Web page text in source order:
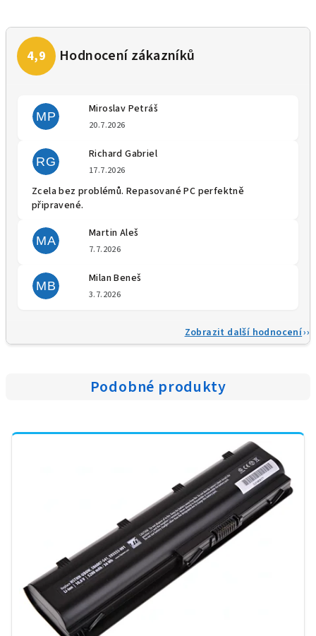
MP
Miroslav Petráš
20.7.2026
RG
Richard Gabriel
17.7.2026
Zcela bez problémů. Repasované PC perfektně
připravené.
MA
Martin Aleš
7.7.2026
MB
Milan Beneš
3.7.2026
Zobrazit další hodnocení
Podobné produkty